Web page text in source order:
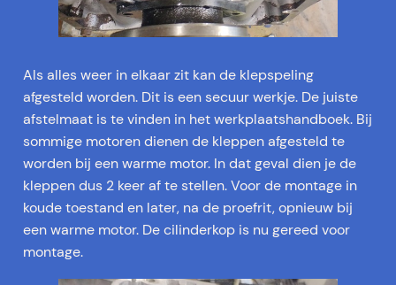
Als alles weer in elkaar zit kan de klepspeling
afgesteld worden. Dit is een secuur werkje. De juiste
afstelmaat is te vinden in het werkplaatshandboek. Bij
sommige motoren dienen de kleppen afgesteld te
worden bij een warme motor. In dat geval dien je de
kleppen dus 2 keer af te stellen. Voor de montage in
koude toestand en later, na de proefrit, opnieuw bij
een warme motor. De cilinderkop is nu gereed voor
montage.